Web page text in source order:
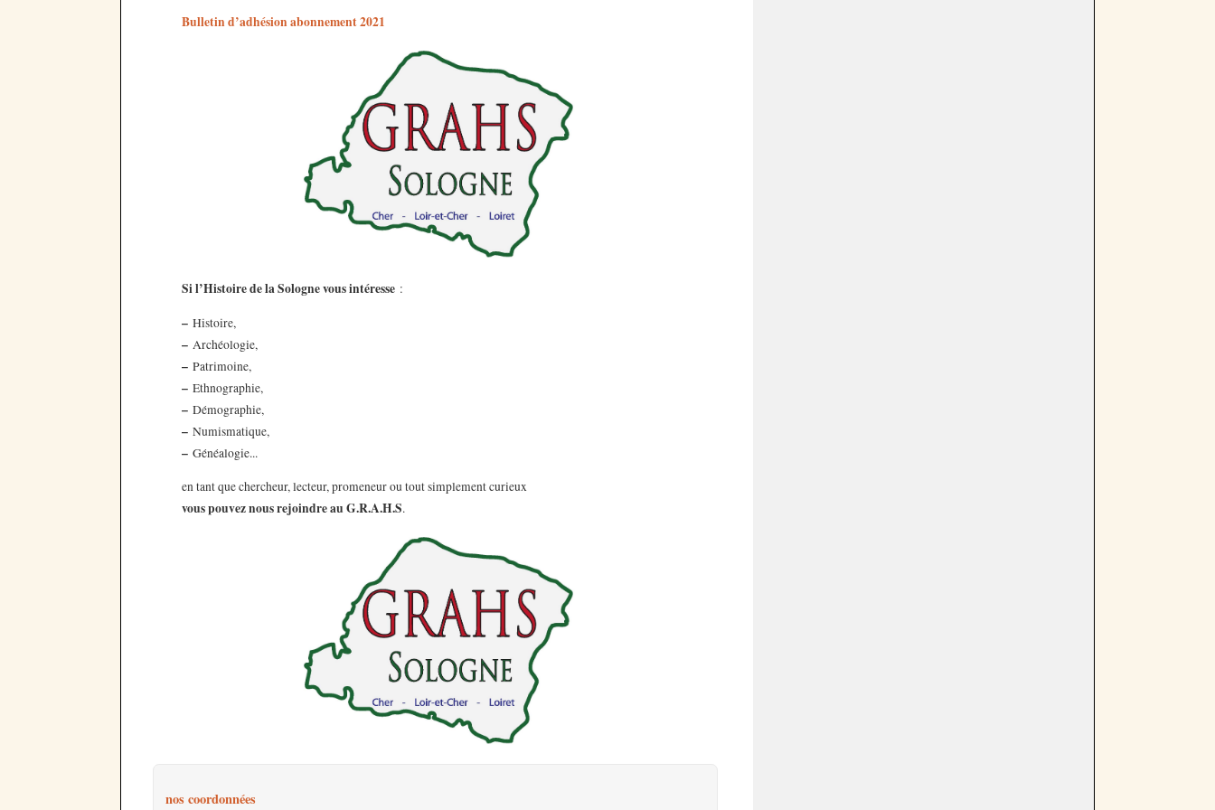
Bulletin d’adhésion abonnement 2021
Si l’Histoire de la Sologne vous intéresse:
–Histoire,
–Archéologie,
–Patrimoine,
–Ethnographie,
–Démographie,
–Numismatique,
–Généalogie...
en tant que chercheur, lecteur, promeneur ou tout simplement curieux
vous pouvez nous rejoindre au G.R.A.H.S.
nos coordonnées